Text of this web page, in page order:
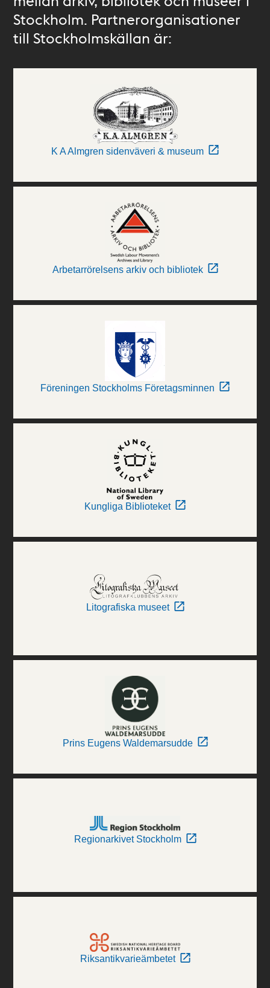
Stockholm. Partnerorganisationer
till Stockholmskällan är:
K A Almgren sidenväveri & museum
Arbetarrörelsens arkiv och bibliotek
Föreningen Stockholms Företagsminnen
Kungliga Biblioteket
Litografiska museet
Prins Eugens Waldemarsudde
Regionarkivet Stockholm
Riksantikvarieämbetet